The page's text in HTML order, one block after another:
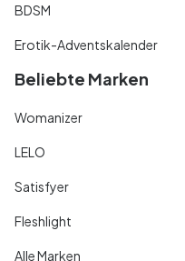
BDSM
Erotik-Adventskalender
Beliebte Marken
Womanizer
LELO
Satisfyer
Fleshlight
Alle Marken